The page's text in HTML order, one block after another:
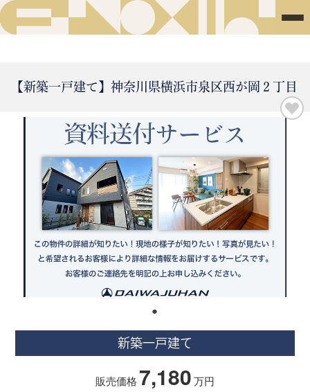
【新築一戸建て】神奈川県横浜市泉区西が岡２丁目
新築一戸建て
販売価格7,180万円